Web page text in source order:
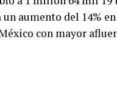
aumento del 14%
con mayor